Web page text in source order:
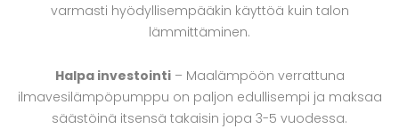
varmasti hyödyllisempääkin käyttöä kuin talon
lämmittäminen.
Halpa investointi– Maalämpöön verrattuna
ilmavesilämpöpumppu on paljon edullisempi ja maksaa
säästöinä itsensä takaisin jopa 3-5 vuodessa.